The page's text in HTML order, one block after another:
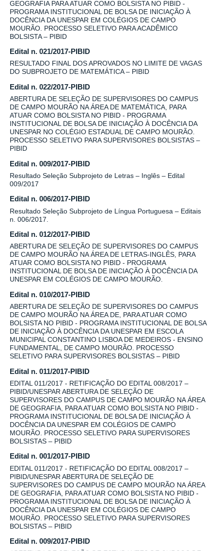
GEOGRAFIA PARA ATUAR COMO BOLSISTA NO PIBID -
PROGRAMA INSTITUCIONAL DE BOLSA DE INICIAÇÃO À
DOCÊNCIA DA UNESPAR EM COLÉGIOS DE CAMPO
MOURÃO. PROCESSO SELETIVO PARA ACADÊMICO
BOLSISTA – PIBID
Edital n. 021/2017-PIBID
RESULTADO FINAL DOS APROVADOS NO LIMITE DE VAGAS
DO SUBPROJETO DE MATEMÁTICA – PIBID
Edital n. 022/2017-PIBID
ABERTURA DE SELEÇÃO DE SUPERVISORES DO CAMPUS
DE CAMPO MOURÃO NA ÁREA DE MATEMÁTICA, PARA
ATUAR COMO BOLSISTA NO PIBID - PROGRAMA
INSTITUCIONAL DE BOLSA DE INICIAÇÃO À DOCÊNCIA DA
UNESPAR NO COLÉGIO ESTADUAL DE CAMPO MOURÃO.
PROCESSO SELETIVO PARA SUPERVISORES BOLSISTAS –
PIBID
Edital n. 009/2017-PIBID
Resultado Seleção Subprojeto de Letras – Inglês – Edital
009/2017
Edital n. 006/2017-PIBID
Resultado Seleção Subprojeto de Língua Portuguesa – Editais
n. 006/2017.
Edital n. 012/2017-PIBID
ABERTURA DE SELEÇÃO DE SUPERVISORES DO CAMPUS
DE CAMPO MOURÃO NA ÁREA DE LETRAS-INGLÊS, PARA
ATUAR COMO BOLSISTA NO PIBID - PROGRAMA
INSTITUCIONAL DE BOLSA DE INICIAÇÃO À DOCÊNCIA DA
UNESPAR EM COLÉGIOS DE CAMPO MOURÃO.
Edital n. 010/2017-PIBID
ABERTURA DE SELEÇÃO DE SUPERVISORES DO CAMPUS
DE CAMPO MOURÃO NA ÁREA DE, PARA ATUAR COMO
BOLSISTA NO PIBID - PROGRAMA INSTITUCIONAL DE BOLSA
DE INICIAÇÃO À DOCÊNCIA DA UNESPAR EM ESCOLA
MUNICIPAL CONSTANTINO LISBOA DE MEDEIROS - ENSINO
FUNDAMENTAL, DE CAMPO MOURÃO. PROCESSO
SELETIVO PARA SUPERVISORES BOLSISTAS – PIBID
Edital n. 011/2017-PIBID
EDITAL 011/2017 - RETIFICAÇÃO DO EDITAL 008/2017 –
PIBID/UNESPAR ABERTURA DE SELEÇÃO DE
SUPERVISORES DO CAMPUS DE CAMPO MOURÃO NA ÁREA
DE GEOGRAFIA, PARA ATUAR COMO BOLSISTA NO PIBID -
PROGRAMA INSTITUCIONAL DE BOLSA DE INICIAÇÃO À
DOCÊNCIA DA UNESPAR EM COLÉGIOS DE CAMPO
MOURÃO. PROCESSO SELETIVO PARA SUPERVISORES
BOLSISTAS – PIBID
Edital n. 001/2017-PIBID
EDITAL 011/2017 - RETIFICAÇÃO DO EDITAL 008/2017 –
PIBID/UNESPAR ABERTURA DE SELEÇÃO DE
SUPERVISORES DO CAMPUS DE CAMPO MOURÃO NA ÁREA
DE GEOGRAFIA, PARA ATUAR COMO BOLSISTA NO PIBID -
PROGRAMA INSTITUCIONAL DE BOLSA DE INICIAÇÃO À
DOCÊNCIA DA UNESPAR EM COLÉGIOS DE CAMPO
MOURÃO. PROCESSO SELETIVO PARA SUPERVISORES
BOLSISTAS – PIBID
Edital n. 009/2017-PIBID